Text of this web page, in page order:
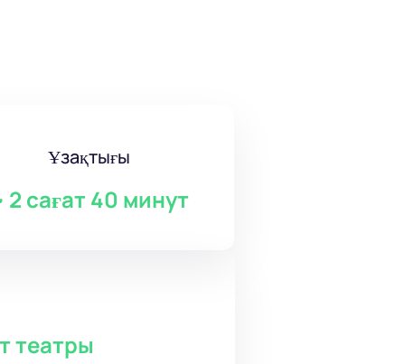
Ұзақтығы
2 сағат 40 минут
театры